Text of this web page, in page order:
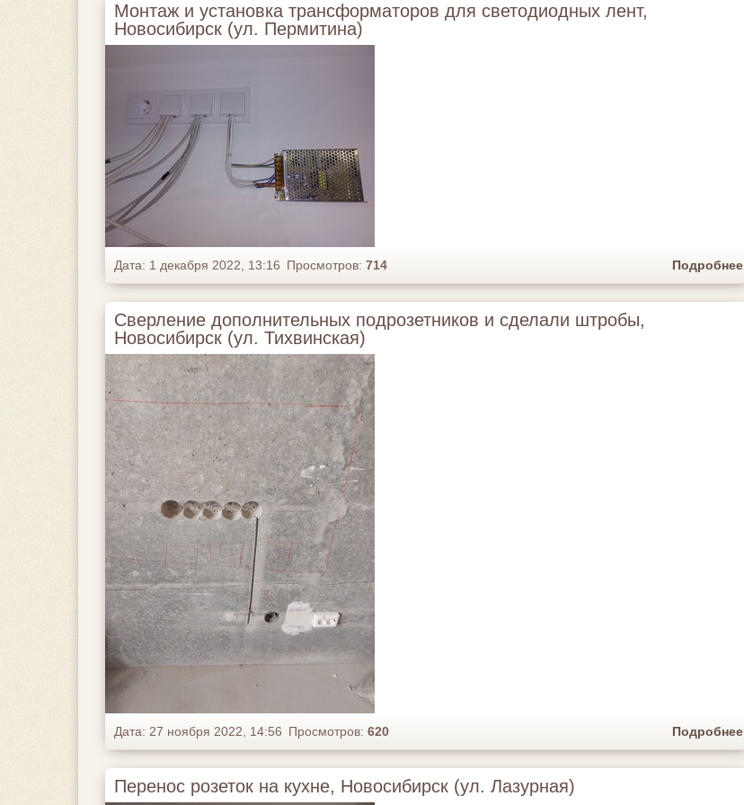
Монтаж и установка трансформаторов для светодиодных лент,
Новосибирск (ул. Пермитина)
Дата: 1 декабря 2022, 13:16 Просмотров: 714 Подробнее
Сверление дополнительных подрозетников и сделали штробы,
Новосибирск (ул. Тихвинская)
Дата: 27 ноября 2022, 14:56 Просмотров: 620 Подробнее
Перенос розеток на кухне, Новосибирск (ул. Лазурная)